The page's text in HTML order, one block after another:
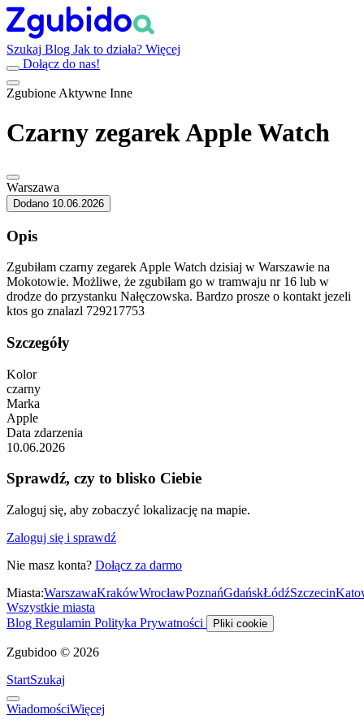
Szukaj Blog Jak to działa? Więcej
Dołącz do nas!
Zgubione Aktywne Inne
Czarny zegarek Apple Watch
Warszawa
Dodano 10.06.2026
Opis
Zgubiłam czarny zegarek Apple Watch dzisiaj w Warszawie na
Mokotowie. Możliwe, że zgubiłam go w tramwaju nr 16 lub w
drodze do przystanku Nałęczowska. Bardzo prosze o kontakt jezeli
ktos go znalazl 729217753
Szczegóły
Kolor
czarny
Marka
Apple
Data zdarzenia
10.06.2026
Sprawdź, czy to blisko Ciebie
Zaloguj się, aby zobaczyć lokalizację na mapie.
Zaloguj się i sprawdź
Nie masz konta? Dołącz za darmo
Miasta:WarszawaKrakówWrocławPoznańGdańskŁódźSzczecin
Wszystkie miasta
Blog Regulamin Polityka Prywatności Pliki cookie
Zgubidoo © 2026
StartSzukaj
WiadomościWięcej